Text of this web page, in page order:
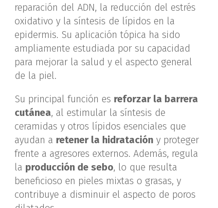
reparación del ADN, la reducción del estrés
oxidativo y la síntesis de lípidos en la
epidermis. Su aplicación tópica ha sido
ampliamente estudiada por su capacidad
para mejorar la salud y el aspecto general
de la piel.
Su principal función es reforzar la barrera
cutánea, al estimular la síntesis de
ceramidas y otros lípidos esenciales que
ayudan a retener la hidratación y proteger
frente a agresores externos. Además, regula
la producción de sebo, lo que resulta
beneficioso en pieles mixtas o grasas, y
contribuye a disminuir el aspecto de poros